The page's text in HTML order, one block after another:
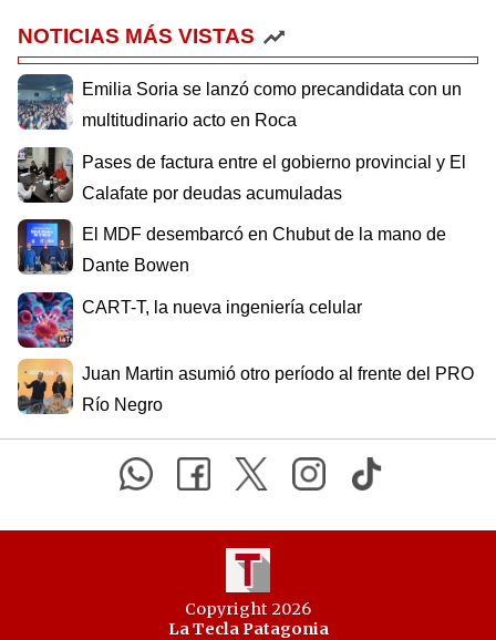
NOTICIAS MÁS VISTAS
Emilia Soria se lanzó como precandidata con un
multitudinario acto en Roca
Pases de factura entre el gobierno provincial y El
Calafate por deudas acumuladas
El MDF desembarcó en Chubut de la mano de
Dante Bowen
CART-T, la nueva ingeniería celular
Juan Martin asumió otro período al frente del PRO
Río Negro
Copyright 2026
La Tecla Patagonia